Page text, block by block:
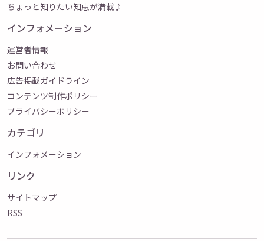
ちょっと知りたい知恵が満載♪
インフォメーション
運営者情報
お問い合わせ
広告掲載ガイドライン
コンテンツ制作ポリシー
プライバシーポリシー
カテゴリ
インフォメーション
リンク
サイトマップ
RSS